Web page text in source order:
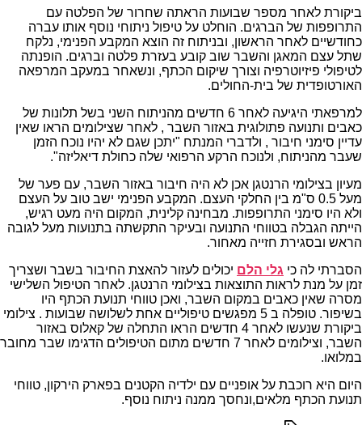
ביקורת לאחר מספר שבועות הראתה שחרור של הפלטה עם
התרופפות של הברגים. הוחלט על טיפול ניתוחי נוסף אותו עברה
כחודשיים לאחר הראשון, ובניתוח זה הוצא המקבע הפנימי, נלקח
שתל עצם המאגן והשבר שוב קובע בעזרת פלטה וברגים. הופנתה
לטיפולי פיזיוטרפיה וצורך שיקום הכתף, ונשאחר במעקב המרפאה
האורטופדית של בית-החולים.
למרפאתי היגיעה לאחר 6 חדשים מהניתוח השני בשל תלונות של
כאבים ותנועה פתולוגית באזור השבר , לאחר שצילומים הראו שאין
עדיין סימני חיבור , ולדברי המנתח "יתכן שגם לא יהיו נוכח הזמן
שעבר מהניתוח, ולנוכח הרקע הרפואי שלה כחולת דיאליזה".
מעיון בצילומי הרנטגן אכן לא היה חיבור באזור השבר, עם פער של
מעל 0.5 ס"מ בין החלקי העצם. המקבע הפנימי ישב טוב על העצם
ולא היו סימני התרופפות. מבחינה קלינית, המקום היה מעט רגיש,
הייתה הגבלה בטווחי התנועה ובעיקר התקשתה בתנועות מעל לגובה
הראש ובסגירת חזייה מאחור.
הסברתי לה כי גלי הלם יכולים לעזור להאצת החיבור בשבר ושצריך
זמן על מנת לראות התוצאות בצילומי הרנטגן. לאחר הטיפול השלישי
מסרה שאין כאבים במקום השבר, ואכן טווחי תנועת הכתף היו
בשיפור. טופלה ב 5 מפגשים טיפוליים אחת לשלושה שבועות . צילומי
ביקורת שנעשו לאחר 4 חדשים הראו התחלה של קאלוס באזור
השבר, וצילומים לאחר 7 חדשים מתום הטיפולים הדגימו שבר מחובר
במלואו.
היום היא רוכבת על אופניים עם ילדיה הקטנים בפארק הירקון, טווחי
תנועת הכתף מלאים,ונחסך ממנה ניתוח נוסף.